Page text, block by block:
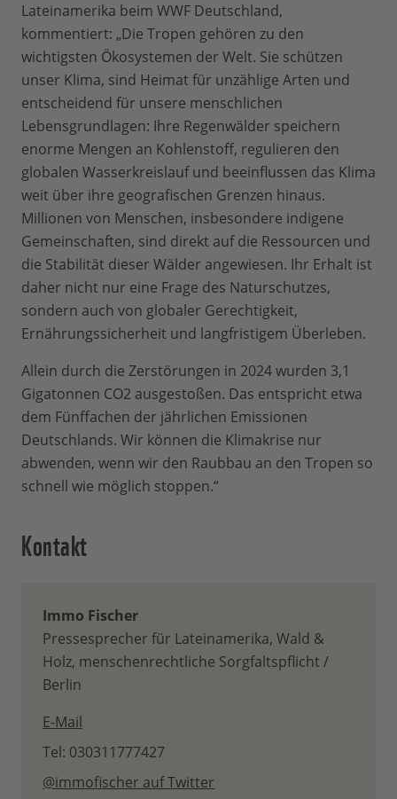
Lateinamerika beim WWF Deutschland,
kommentiert: „Die Tropen gehören zu den
wichtigsten Ökosystemen der Welt. Sie schützen
unser Klima, sind Heimat für unzählige Arten und
entscheidend für unsere menschlichen
Lebensgrundlagen: Ihre Regenwälder speichern
enorme Mengen an Kohlenstoff, regulieren den
globalen Wasserkreislauf und beeinflussen das Klima
weit über ihre geografischen Grenzen hinaus.
Millionen von Menschen, insbesondere indigene
Gemeinschaften, sind direkt auf die Ressourcen und
die Stabilität dieser Wälder angewiesen. Ihr Erhalt ist
daher nicht nur eine Frage des Naturschutzes,
sondern auch von globaler Gerechtigkeit,
Ernährungssicherheit und langfristigem Überleben.
Allein durch die Zerstörungen in 2024 wurden 3,1
Gigatonnen CO2 ausgestoßen. Das entspricht etwa
dem Fünffachen der jährlichen Emissionen
Deutschlands. Wir können die Klimakrise nur
abwenden, wenn wir den Raubbau an den Tropen so
schnell wie möglich stoppen.“
Kontakt
Immo Fischer
Pressesprecher für Lateinamerika, Wald &
Holz, menschenrechtliche Sorgfaltspflicht /
Berlin
E-Mail
Tel: 030311777427
@immofischer auf Twitter